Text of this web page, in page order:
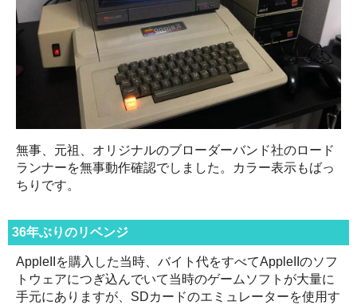
無事、元祖、オリジナルのブローダーバンド社のロード
ランナーを無事動作確認でしました。カラー表示もばっ
ちりです。
36年ぶりのリベンジ
AppleIIを購入した当時、バイト代をすべてAppleIIのソフ
トウェアにつぎ込んでいて当時のゲームソフトが大量に
手元にありますが、SDカードのエミュレーターを使用す